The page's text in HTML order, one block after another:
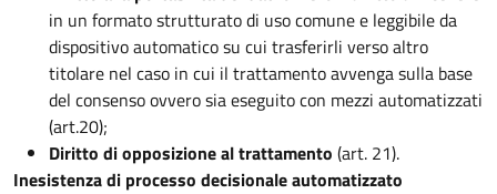
in un formato strutturato di uso comune e leggibile da
dispositivo automatico su cui trasferirli verso altro
titolare nel caso in cui il trattamento avvenga sulla base
del consenso ovvero sia eseguito con mezzi automatizzati
(art.20);
Diritto di opposizione al trattamento (art. 21).
Inesistenza di processo decisionale automatizzato